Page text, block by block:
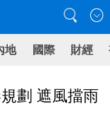
地 國際 財經
劃 遮風擋雨